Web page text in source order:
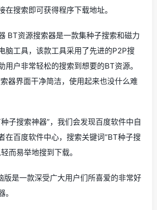
在搜索即可获得程序下载地址。
BT资源搜索器是一款集种子搜索和磁力
脑工具，该款工具采用了先进的P2P搜
用户非常轻松的搜索到想要的BT资源。
器界面干净简洁，使用起来也没什么难
子搜索神器”，我们会发现百度软件中自
在百度软件中心，搜索关键词“BT种子搜
而易举地搜到下载。
版是一款深受广大用户们所喜爱的非常好